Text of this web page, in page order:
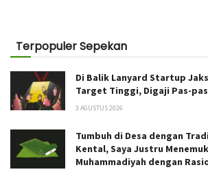
Terpopuler Sepekan
Di Balik Lanyard Startup
Target Tinggi, Digaji Pas-
3 AGUSTUS 2026
Tumbuh di Desa dengan
Kental, Saya Justru
Muhammadiyah dengan